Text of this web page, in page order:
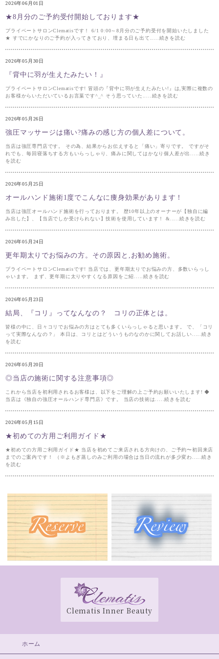
2026年06月01日
★8月分のご予約受付開始しております★
プライベートサロンClematisです！ 6/1 0:00～8月分のご予約受付を開始いたしました
★ すでにかなりのご予約が入ってきており、埋まる日も出て.....続きを読む
2026年05月30日
『背中に羽が生えたみたい！』
プライベートサロンClematisです! 冒頭の『背中に羽が生えたみたい!』は,実際に複数の
お客様からいただいているお言葉です^_^ そう思っていた.....続きを読む
2026年05月26日
強圧マッサージは痛い?痛みの感じ方の個人差について。
当店は強圧専門店です。 その為、結果からお伝えすると「痛い」寄りです。 ですがそ
れでも、毎回寝落ちする方もいらっしゃり、痛みに関してはかなり個人差が出.....続き
を読む
2026年05月25日
オールハンド施術1度でこんなに痩身効果があります！
当店は強圧オールハンド施術を行っております。 歴10年以上のオーナーが【独自に編
み出した】、【当店でしか受けられない】技術を使用しています！ &.....続きを読む
2026年05月24日
更年期太りでお悩みの方。その原因と,お勧め施術。
プライベートサロンClematisです! 当店では、更年期太りでお悩みの方、多数いらっし
ゃいます。 まず、更年期に太りやすくなる原因をご紹.....続きを読む
2026年05月23日
結局、『コリ』ってなんなの？ コリの正体とは。
皆様の中に、日々コリでお悩みの方はとても多くいらっしゃると思います。 で、「コリ
って実際なんなの？」 本日は、コリとはどういうものなのかに関してお話しい.....続き
を読む
2026年05月20日
◎当店の施術に関する注意事項◎
これから当店を初利用されるお客様は、以下をご理解の上ご予約お願いいたします! ◆
当店は《独自の強圧オールハンド専門店》です。 当店の技術は.....続きを読む
2026年05月15日
★初めての方用ご利用ガイド★
★初めての方用ご利用ガイド★ 当店を初めてご来店される方向けの、ご予約〜初回来店
までのご案内です！ （※よもぎ蒸しのみご利用の場合は当日の流れが多少変わ.....続き
を読む
Clematis Inner Beauty
ホーム